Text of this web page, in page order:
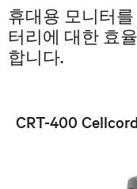
휴대용 모니터
터리에 대한 효
합니다.
CRT-400